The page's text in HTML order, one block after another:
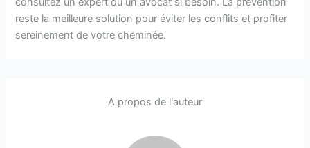
reste la meilleure solution pour éviter les conflits et profiter
sereinement de votre cheminée.
A propos de l'auteur